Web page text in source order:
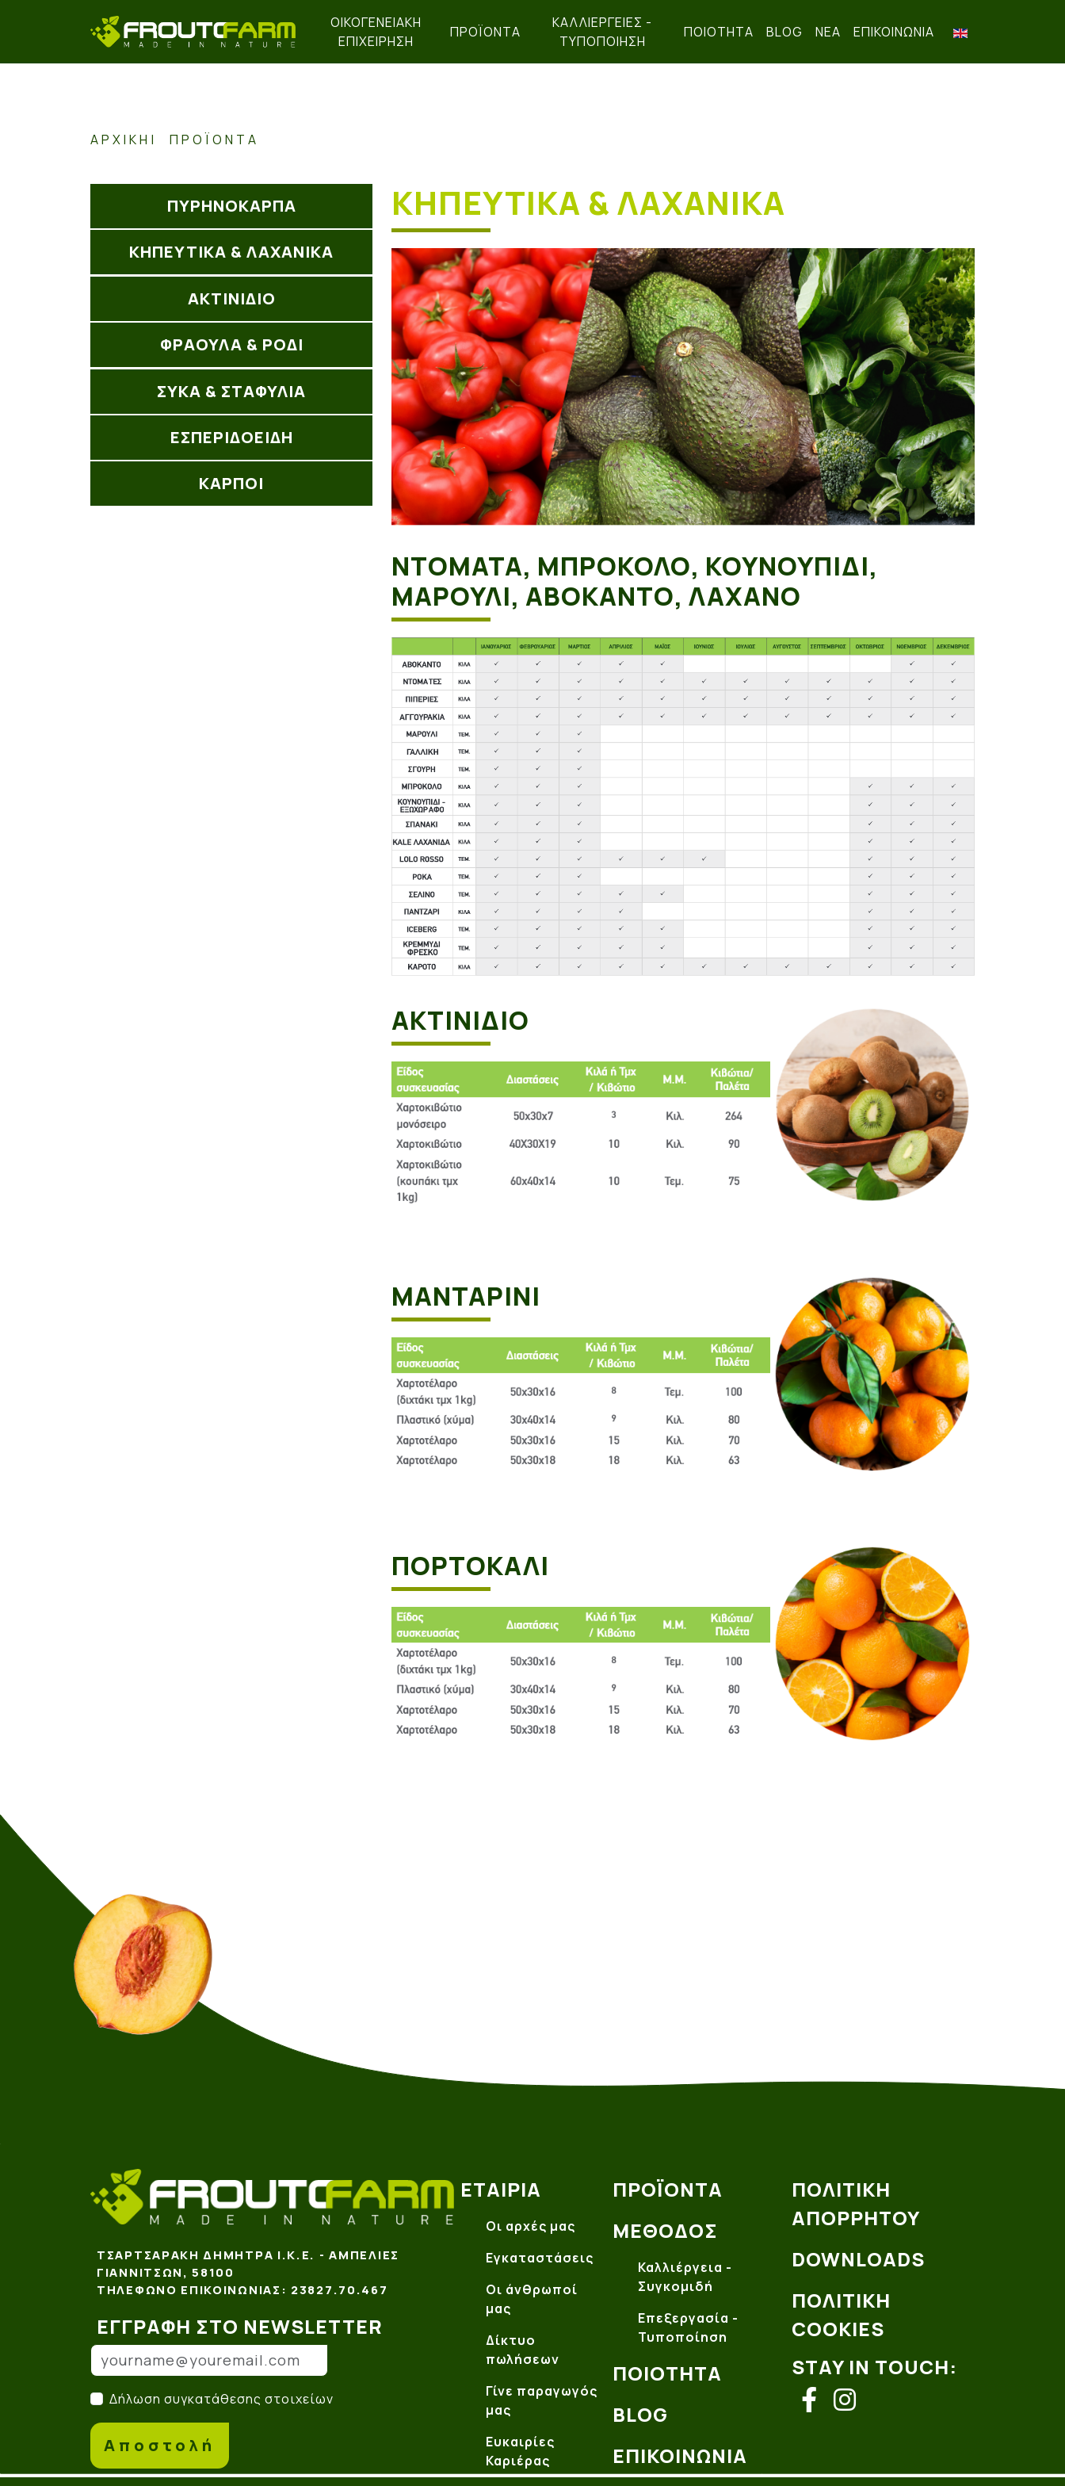
ΟΙΚΟΓΕΝΕΙΑΚΉ
ΕΠΙΧΕΊΡΗΣΗ
ΠΡΟΪΌΝΤΑ
ΚΑΛΛΙΕΡΓΕΙΕΣ -
ΤΥΠΟΠΟΙΗΣΗ
ΠΟΙΟΤΗΤΑ BLOG ΝΕΑ ΕΠΙΚΟΙΝΩΝΊΑ
ΑΡΧΙΚΉ ΠΡΟΪΌΝΤΑ
ΠΥΡΗΝΟΚΑΡΠΑ
ΚΗΠΕΥΤΙΚΑ & ΛΑΧΑΝΙΚΑ
ΑΚΤΙΝΊΔΙΟ
ΦΡΑΟΥΛΑ & ΡΟΔΙ
ΣΥΚΑ & ΣΤΑΦΥΛΙΑ
ΕΣΠΕΡΙΔΟΕΙΔΗ
ΚΑΡΠΟΙ
ΚΗΠΕΥΤΙΚΑ & ΛΑΧΑΝΙΚΑ
ΝΤΟΜΑΤΑ, ΜΠΡΟΚΟΛΟ, ΚΟΥΝΟΥΠΙΔΙ,
ΜΑΡΟΥΛΙ, ΑΒΟΚΑΝΤΟ, ΛΑΧΑΝΟ
ΑΚΤΙΝΙΔΙΟ
ΜΑΝΤΑΡΊΝΙ
ΠΟΡΤΟΚΆΛΙ
ΤΣΑΡΤΣΑΡΆΚΗ ΔΉΜΗΤΡΑ Ι.Κ.Ε. - ΑΜΠΕΛΙΈΣ
ΓΙΑΝΝΙΤΣΏΝ, 58100
ΤΗΛΈΦΩΝΟ ΕΠΙΚΟΙΝΩΝΊΑΣ: 23827.70.467
ΕΓΓΡΑΦΉ ΣΤΟ NEWSLETTER
Email (*)
Δήλωση συγκατάθεσης στοιχείων(*)
Δήλωση συγκατάθεσης στοιχείων
Αποστολή
ΕΤΑΙΡΊΑ
Οι αρχές μας
Εγκαταστάσεις
Οι άνθρωποί
μας
Δίκτυο
πωλήσεων
Γίνε παραγωγός
μας
Ευκαιρίες
Καριέρας
ΠΡΟΪΌΝΤΑ
ΜΈΘΟΔΟΣ
Καλλιέργεια -
Συγκομιδή
Επεξεργασία -
Τυποποίηση
ΠΟΙΌΤΗΤΑ
BLOG
ΕΠΙΚΟΙΝΩΝΊΑ
ΠΟΛΙΤΙΚΗ
ΑΠΟΡΡΗΤΟΥ
DOWNLOADS
ΠΟΛΙΤΙΚΗ
COOKIES
STAY IN TOUCH:
facebook
instagram